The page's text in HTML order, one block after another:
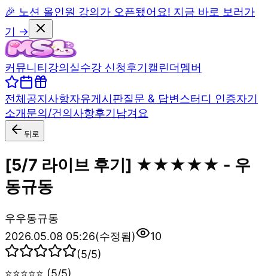
🎉 노션 올인원 강의가 오픈됐어요! 지금 바로 보러가
기 →
커뮤니티강의실수강 신청후기캘린더멤버
전체공지사항자유게시판질문 & 답변스터디 인증자기
소개문의/건의사항후기남겨요
뒤로
[5/7 라이브 후기] ★★★★★ - 우
동규동
우우동규동
2026.05.08 05:26(수정됨)
10
(5/5)
⭐⭐⭐⭐⭐ (5/5)